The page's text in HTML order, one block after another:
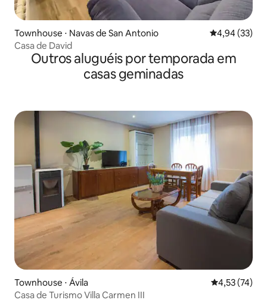
Townhouse ⋅ Navas de San Antonio 4,94 de uma
4,94 (33)
Casa de David
Outros aluguéis por temporada em
casas geminadas
Townhouse ⋅ Ávila‎ 4,53 de uma
4,53 (74)
Casa de Turismo Villa Carmen III